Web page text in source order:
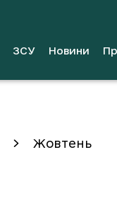
ЗСУ Новини
Жовтень